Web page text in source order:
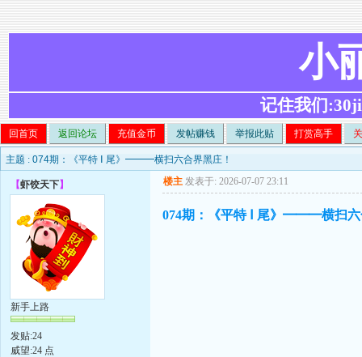
小
记住我们
回首页 返回论坛 充值金币 发帖赚钱 举报此贴 打赏高手
主题 : 074期：《平特 Ⅰ 尾》━━━横扫六合界黑庄！
【虾饺天下】
新手上路
发贴:24
威望:24 点
楼主 发表于: 2026-07-07 23:11
074期：《平特 Ⅰ 尾》━━━横扫六